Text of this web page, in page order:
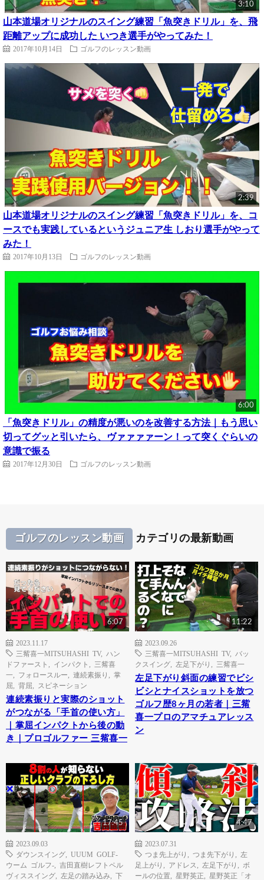
3:10
山本道場オリジナルのスイング練習「魚突きドリル」を、飛
距離アップに成功した いつき選手がやってみた！
2017年10月14日 ゴルフのレッスン動画
2:39
山本道場オリジナルのスイング練習「魚突きドリル」を、コ
ースでも実践しているというジュニア生 しおり選手がやって
みた！
2017年10月13日 ゴルフのレッスン動画
6:00
「魚突きドリル」の精度が悪いのを改善する方法｜もう思い
切ってグッと引いたら、ヴァァァァーン！って突くぐらいの
意識で振る
2017年12月30日 ゴルフのレッスン動画
ゴルフのレッスン動画 カテゴリの最新動画
6:07
2023.11.17
三觜喜一MITSUHASHI TV, ハン
ドファースト
インパクト
三觜喜
一
フォロースルー 連続素振り
掌
屈
背屈 スピネーション
連続素振りと実際のショット
がつながる「手首の使い方」
｜掌屈インパクトから後の動
き｜プロゴルファー 三觜喜一
11:22
2023.09.26
三觜喜一MITSUHASHI TV, バッ
クスイング
左足下がり 三觜喜一
左足下がり斜面の練習でビシ
ビシとナイスショットを放つ
ゴルフ歴8ヶ月の若者｜三觜
喜一プロのアマチュアレッス
ン
17:45
2023.09.03
ダウンスイング
UUUM GOLF-
ウーム ゴルフ-
吉田直樹レフトペル
ヴィススイング
左足の踏み込み
下
4:47
2023.07.31
つま先上がり
つま先下がり
左
足上がり
アドレス 左足下がり
ボ
ールの位置
星野英正
星野英正「オ